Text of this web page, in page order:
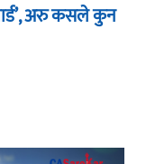
अरु कसले कुन